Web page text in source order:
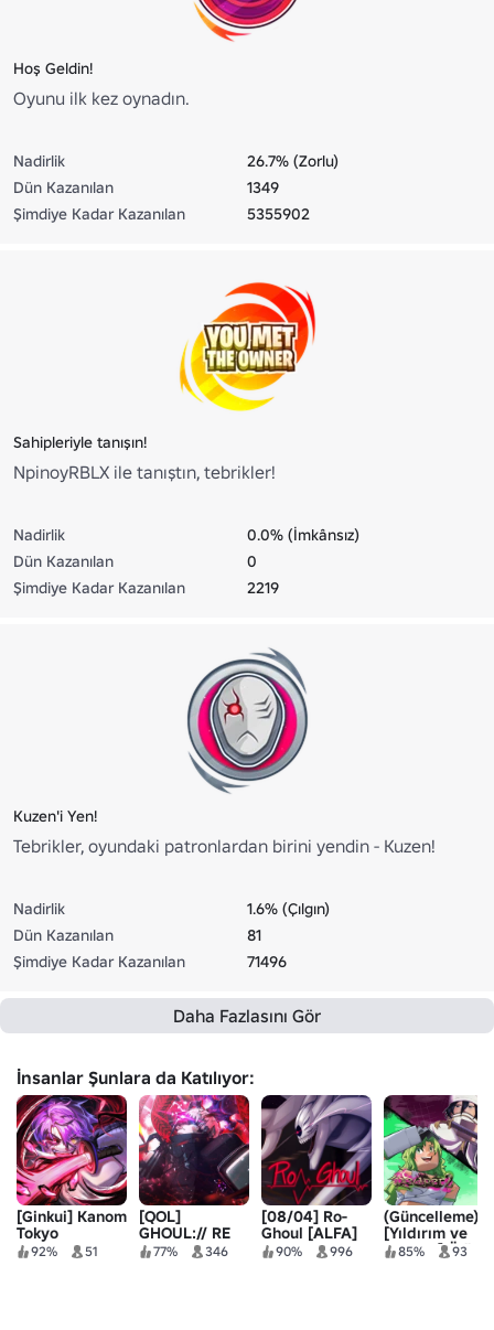
Hoş Geldin!
Oyunu ilk kez oynadın.
Nadirlik
26.7% (Zorlu)
Dün Kazanılan
1349
Şimdiye Kadar Kazanılan
5355902
Sahipleriyle tanışın!
NpinoyRBLX ile tanıştın, tebrikler!
Nadirlik
0.0% (İmkânsız)
Dün Kazanılan
0
Şimdiye Kadar Kazanılan
2219
Kuzen'i Yen!
Tebrikler, oyundaki patronlardan birini yendin - Kuzen!
Nadirlik
1.6% (Çılgın)
Dün Kazanılan
81
Şimdiye Kadar Kazanılan
71496
Daha Fazlasını Gör
İnsanlar Şunlara da Katılıyor:
[Ginkui] Kanom
Tokyo
92% 51
[QOL]
GHOUL:// RE
77% 346
[08/04] Ro-
Ghoul [ALFA]
90% 996
(Güncelleme)
[Yıldırım ve
Senbon] Ölüm
85% 93